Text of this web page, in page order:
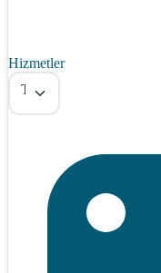
Hizmetler
Tümü